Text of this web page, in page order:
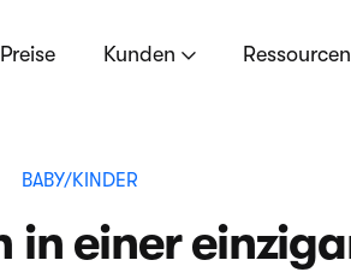
Preise Kunden
BABY/KINDER
in einer